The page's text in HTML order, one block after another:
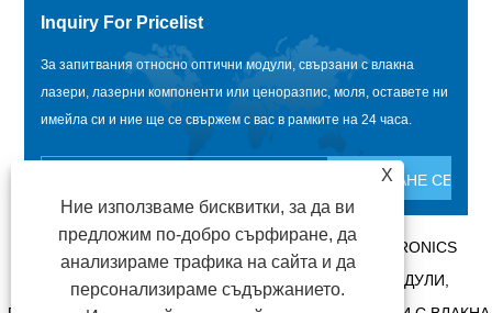
Inquiry For Pricelist
За запитвания относно оптични модули, свързани с влакна
лазери, лазерни компоненти или ценоразпис, моля, оставете ни
имейла си и ние ще се свържем с вас в рамките на 24 часа.
АВТОРСКО ПРАВО @ 2020 SHENZHEN BOX OPTRONICS
TECHNOLOGY CO., LTD. - КИТАЙ ОПТИЧНИ МОДУЛИ,
X
Ние използваме бисквитки, за да ви
предложим по-добро сърфиране, да
анализираме трафика на сайта и да
персонализираме съдържанието.